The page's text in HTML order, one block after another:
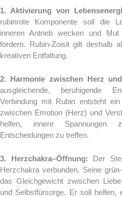
1. Aktivierung von
rubinrote Komponente soll die
inneren Antrieb wecken und Mut
fördern. Rubin-Zoisit gilt deshalb
kreativen Entfaltung.
2. Harmonie zwischen Herz
ausgleichende, beruhigende
Verbindung mit Rubin entsteht
zwischen Emotion (Herz) und
helfen, innere
Entscheidungen zu treffen.
3. Herzchakra–Öffnung: Der
Herzchakra verbunden. Seine
das Gleichgewicht zwischen
und Selbstfürsorge. Er soll helfen,